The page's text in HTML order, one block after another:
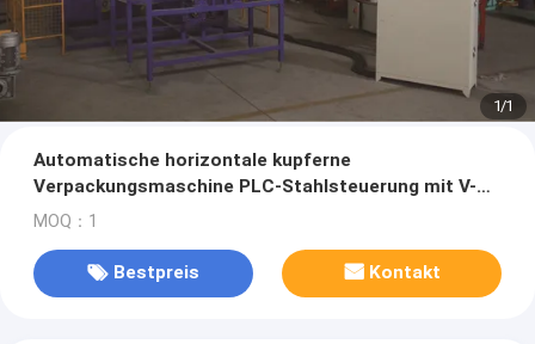
1/1
Automatische horizontale kupferne
Verpackungsmaschine PLC-Stahlsteuerung mit V-
artigem Förderer
MOQ：1
Bestpreis Kontakt